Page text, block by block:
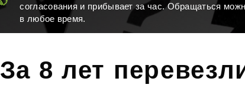
согласования и прибывает за час. Обращаться
в любое время.
За 8 лет